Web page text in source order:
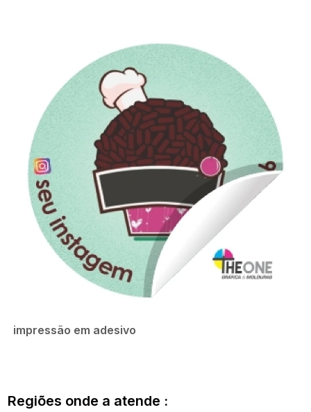
impressão em adesivo
Regiões onde a atende :